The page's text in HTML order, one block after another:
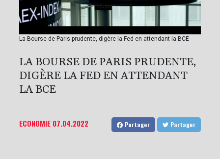
La Bourse de Paris prudente, digère la Fed en attendant la BCE
LA BOURSE DE PARIS PRUDENTE,
DIGÈRE LA FED EN ATTENDANT
LA BCE
ECONOMIE 07.04.2022 Partager Partager